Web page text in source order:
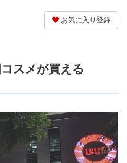
お気に入り登録
スメが買える